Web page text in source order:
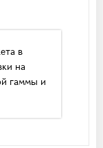
в
на
гаммы и